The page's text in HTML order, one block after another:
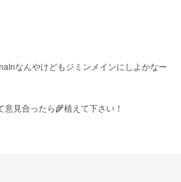
なんやけどもジミンメインにしよかなー
見合ったら🌾植えて下さい！